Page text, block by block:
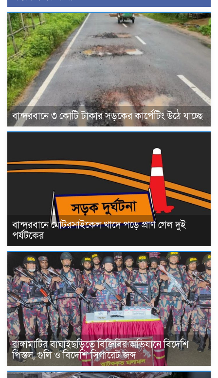
বান্দরবানে ৩ কোটি টাকার সড়কের কার্পেটিং উঠে যাচ্ছে
বান্দরবানে মোটরসাইকেল খাদে পড়ে প্রাণ গেল দুই
পর্যটকের
রাঙ্গামাটির বাঘাইছড়িতে বিজিবির অভিযানে বিদেশি
পিস্তল, গুলি ও বিদেশি সিগারেট জব্দ